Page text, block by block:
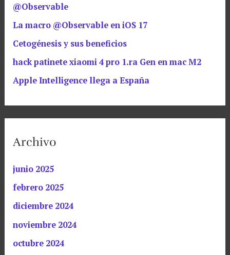
@Observable
La macro @Observable en iOS 17
Cetogénesis y sus beneficios
hack patinete xiaomi 4 pro 1.ra Gen en mac M2
Apple Intelligence llega a España
Archivo
junio 2025
febrero 2025
diciembre 2024
noviembre 2024
octubre 2024